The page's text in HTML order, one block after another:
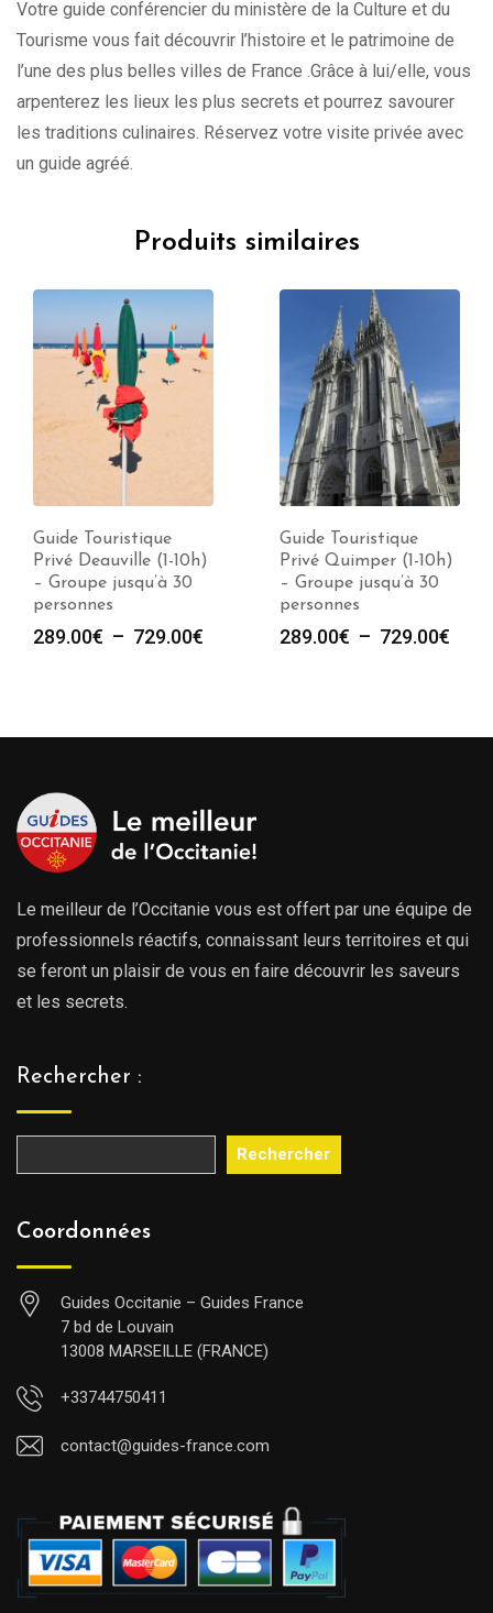
Votre guide conférencier du ministère de la Culture et du
Tourisme vous fait découvrir l’histoire et le patrimoine de
l’une des plus belles villes de France .Grâce à lui/elle, vous
arpenterez les lieux les plus secrets et pourrez savourer
les traditions culinaires. Réservez votre visite privée avec
un guide agréé.
Produits similaires
Guide Touristique
Privé Deauville (1-10h)
– Groupe jusqu’à 30
personnes
289.00€ – 729.00€
à
Guide Touristique
Privé Quimper (1-10h)
– Groupe jusqu’à 30
personnes
289.00€ – 729.00€
à
Le meilleur de l’Occitanie vous est offert par une équipe de
professionnels réactifs, connaissant leurs territoires et qui
se feront un plaisir de vous en faire découvrir les saveurs
et les secrets.
Rechercher :
Rechercher
Coordonnées
Guides Occitanie – Guides France
7 bd de Louvain
13008 MARSEILLE (FRANCE)
+33744750411
contact@guides-france.com